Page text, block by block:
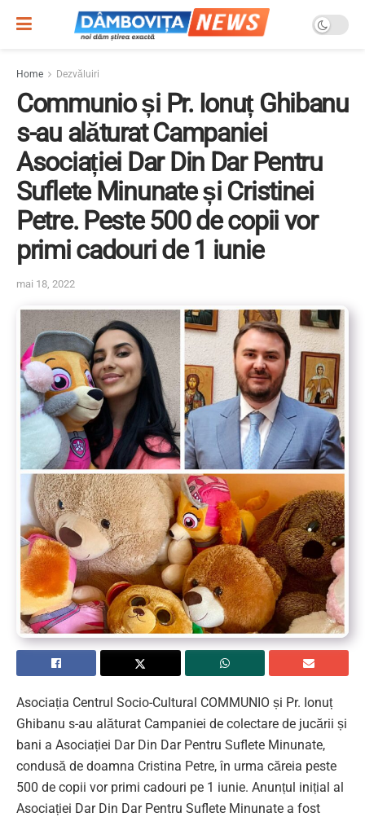
Home Dezvăluiri
Communio și Pr. Ionuț Ghibanu
s-au alăturat Campaniei
Asociației Dar Din Dar Pentru
Suflete Minunate și Cristinei
Petre. Peste 500 de copii vor
primi cadouri de 1 iunie
mai 18, 2022
Asociația Centrul Socio-Cultural COMMUNIO și Pr. Ionuț
Ghibanu s-au alăturat Campaniei de colectare de jucării și
bani a Asociației Dar Din Dar Pentru Suflete Minunate,
condusă de doamna Cristina Petre, în urma căreia peste
500 de copii vor primi cadouri pe 1 iunie. Anunțul inițial al
Asociației Dar Din Dar Pentru Suflete Minunate a fost